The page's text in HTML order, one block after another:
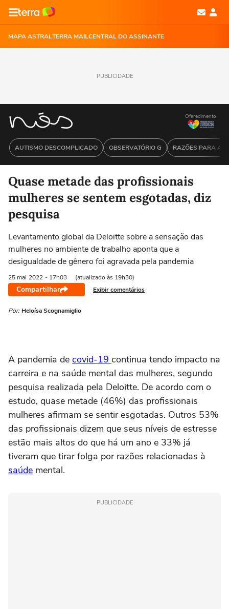
MAPA ASTRALTERRA MAILCENTRAL DO ASSINANTE
PUBLICIDADE
AUTISMO DESCOMPLICADO OBSERVATÓRIO G RAZÕES PARA
Oferecimento
Quase metade das profissionais
mulheres se sentem esgotadas, diz
pesquisa
Levantamento global da Deloitte sobre a sensação das
mulheres no ambiente de trabalho aponta que a
desigualdade de gênero foi agravada pela pandemia
25 mai 2022 - 17h03 (atualizado às 19h30)
Compartilhar Exibir comentários
Por: Heloísa Scognamiglio
A pandemia de covid-19 continua tendo impacto na
carreira e na saúde mental das mulheres, segundo
pesquisa realizada pela Deloitte. De acordo com o
estudo, quase metade (46%) das profissionais
mulheres afirmam se sentir esgotadas. Outros 53%
das profissionais dizem que seus níveis de estresse
estão mais altos do que há um ano e 33% já
tiveram que tirar folga por razões relacionadas à
saúde mental.
PUBLICIDADE